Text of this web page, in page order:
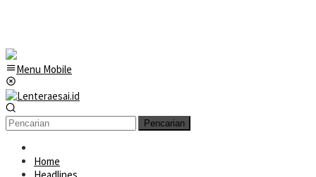
Menu Mobile
Pencarian
Home